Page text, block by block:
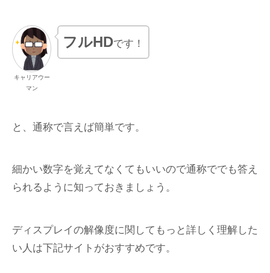
キャリアウー
マン
フルHDです！
と、通称で言えば簡単です。
細かい数字を覚えてなくてもいいので通称ででも答え
られるように知っておきましょう。
ディスプレイの解像度に関してもっと詳しく理解した
い人は下記サイトがおすすめです。